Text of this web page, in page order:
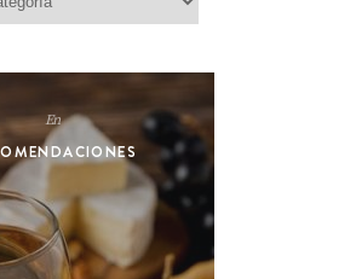
En